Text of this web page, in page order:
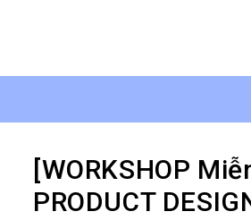
[WORKSHOP
PRODUCT